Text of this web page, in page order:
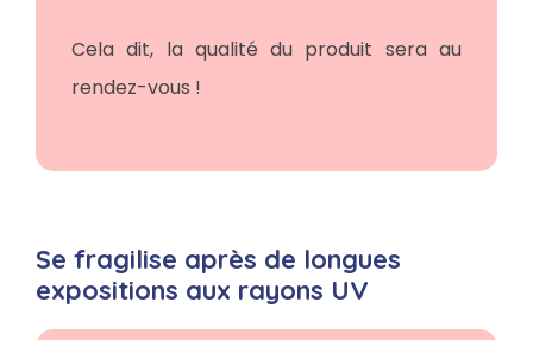
Cela dit, la qualité du produit sera au
rendez-vous !
Se fragilise après de longues
expositions aux rayons UV